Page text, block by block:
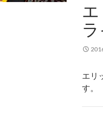
エリ
す。